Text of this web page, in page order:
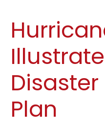
Plan